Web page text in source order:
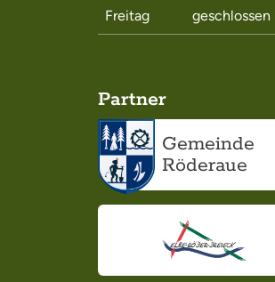
Freitag geschlossen
Partner
Gemeinde
Röderaue